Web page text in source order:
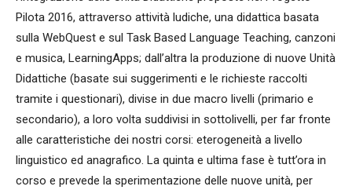
Pilota 2016, attraverso attività ludiche, una didattica basata
sulla WebQuest e sul Task Based Language Teaching, canzoni
e musica, LearningApps; dall’altra la produzione di nuove Unità
Didattiche (basate sui suggerimenti e le richieste raccolti
tramite i questionari), divise in due macro livelli (primario e
secondario), a loro volta suddivisi in sottolivelli, per far fronte
alle caratteristiche dei nostri corsi: eterogeneità a livello
linguistico ed anagrafico. La quinta e ultima fase è tutt’ora in
corso e prevede la sperimentazione delle nuove unità, per